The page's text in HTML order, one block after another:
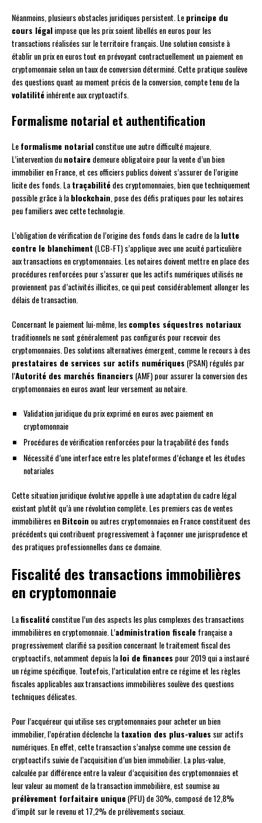
Néanmoins, plusieurs obstacles juridiques persistent. Leprincipe du
cours légalimpose que les prix soient libellés en euros pour les
transactions réalisées sur le territoire français. Une solution consiste à
établir un prix en euros tout en prévoyant contractuellement un paiement en
cryptomonnaie selon un taux de conversion déterminé. Cette pratique soulève
des questions quant au moment précis de la conversion, compte tenu de la
volatilitéinhérente aux cryptoactifs.
Formalisme notarial et authentification
Leformalisme notarialconstitue une autre difficulté majeure.
L’intervention dunotairedemeure obligatoire pour la vente d’un bien
immobilier en France, et ces officiers publics doivent s’assurer de l’origine
licite des fonds. Latraçabilitédes cryptomonnaies, bien que techniquement
possible grâce à lablockchain , pose des défis pratiques pour les notaires
peu familiers avec cette technologie.
L’obligation de vérification de l’origine des fonds dans le cadre de lalutte
contre le blanchiment (LCB-FT) s’applique avec une acuité particulière
aux transactions en cryptomonnaies. Les notaires doivent mettre en place des
procédures renforcées pour s’assurer que les actifs numériques utilisés ne
proviennent pas d’activités illicites, ce qui peut considérablement allonger les
délais de transaction.
Concernant le paiement lui-même, lescomptes séquestres notariaux
traditionnels ne sont généralement pas configurés pour recevoir des
cryptomonnaies. Des solutions alternatives émergent, comme le recours à des
prestataires de services sur actifs numériques (PSAN) régulés par
l’Autorité des marchés financiers (AMF) pour assurer la conversion des
cryptomonnaies en euros avant leur versement au notaire.
Validation juridique du prix exprimé en euros avec paiement en
cryptomonnaie
Procédures de vérification renforcées pour la traçabilité des fonds
Nécessité d’une interface entre les plateformes d’échange et les études
notariales
Cette situation juridique évolutive appelle à une adaptation du cadre légal
existant plutôt qu’à une révolution complète. Les premiers cas de ventes
immobilières enBitcoin ou autres cryptomonnaies en France constituent des
précédents qui contribuent progressivement à façonner une jurisprudence et
des pratiques professionnelles dans ce domaine.
Fiscalité des transactions immobilières
en cryptomonnaie
Lafiscalitéconstitue l’un des aspects les plus complexes des transactions
immobilières en cryptomonnaie. L’administration fiscalefrançaise a
progressivement clarifié sa position concernant le traitement fiscal des
cryptoactifs, notamment depuis laloi de finances pour 2019 qui a instauré
un régime spécifique. Toutefois, l’articulation entre ce régime et les règles
fiscales applicables aux transactions immobilières soulève des questions
techniques délicates.
Pour l’acquéreur qui utilise ses cryptomonnaies pour acheter un bien
immobilier, l’opération déclenche lataxation des plus-values sur actifs
numériques. En effet, cette transaction s’analyse comme une cession de
cryptoactifs suivie de l’acquisition d’un bien immobilier. La plus-value,
calculée par différence entre la valeur d’acquisition des cryptomonnaies et
leur valeur au moment de la transaction immobilière, est soumise au
prélèvement forfaitaire unique(PFU) de 30%, composé de 12,8%
d’impôt sur le revenu et 17,2% de prélèvements sociaux.